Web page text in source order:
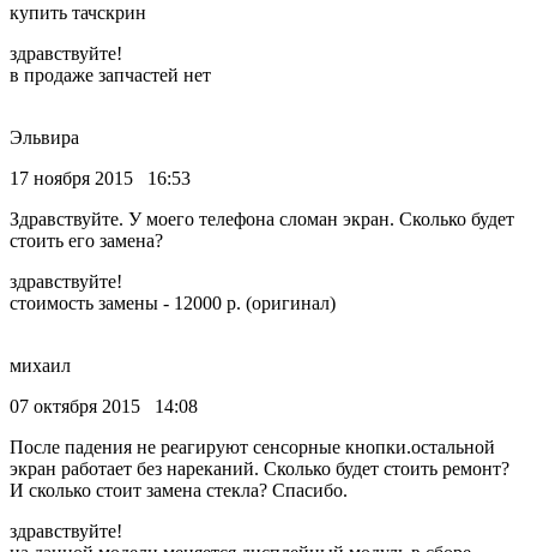
купить тачскрин
здравствуйте!
в продаже запчастей нет
Эльвира
17 ноября 2015 16:53
Здравствуйте. У моего телефона сломан экран. Сколько будет
стоить его замена?
здравствуйте!
стоимость замены - 12000 р. (оригинал)
михаил
07 октября 2015 14:08
После падения не реагируют сенсорные кнопки.остальной
экран работает без нареканий. Сколько будет стоить ремонт?
И сколько стоит замена стекла? Спасибо.
здравствуйте!